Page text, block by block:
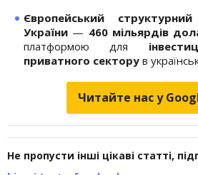
Європейський
України — 460 мільярдів
платформою для
приватного сектору в
Читайте нас у
Не пропусти інші цікаві статті,